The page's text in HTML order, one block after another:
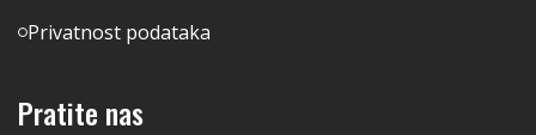
Privatnost podataka
Pratite nas